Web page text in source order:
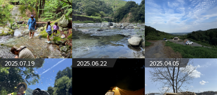
2025.07.19 2025.06.22 2025.04.05